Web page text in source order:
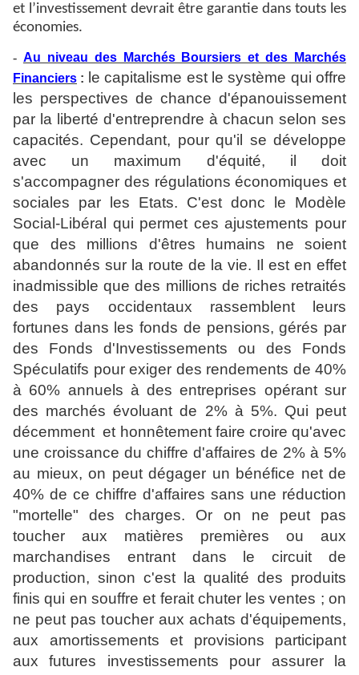
et l’investissement devrait être garantie dans touts les
économies.
- Au niveau des Marchés Boursiers et des Marchés
Financiers : le capitalisme est le système qui offre
les perspectives de chance d'épanouissement
par la liberté d'entreprendre à chacun selon ses
capacités. Cependant, pour qu'il se développe
avec un maximum d'équité, il doit
s'accompagner des régulations économiques et
sociales par les Etats. C'est donc le Modèle
Social-Libéral qui permet ces ajustements pour
que des millions d'êtres humains ne soient
abandonnés sur la route de la vie. Il est en effet
inadmissible que des millions de riches retraités
des pays occidentaux rassemblent leurs
fortunes dans les fonds de pensions, gérés par
des Fonds d'Investissements ou des Fonds
Spéculatifs pour exiger des rendements de 40%
à 60% annuels à des entreprises opérant sur
des marchés évoluant de 2% à 5%. Qui peut
décemment et honnêtement faire croire qu'avec
une croissance du chiffre d'affaires de 2% à 5%
au mieux, on peut dégager un bénéfice net de
40% de ce chiffre d'affaires sans une réduction
"mortelle" des charges. Or on ne peut pas
toucher aux matières premières ou aux
marchandises entrant dans le circuit de
production, sinon c'est la qualité des produits
finis qui en souffre et ferait chuter les ventes ; on
ne peut pas toucher aux achats d'équipements,
aux amortissements et provisions participant
aux futures investissements pour assurer la